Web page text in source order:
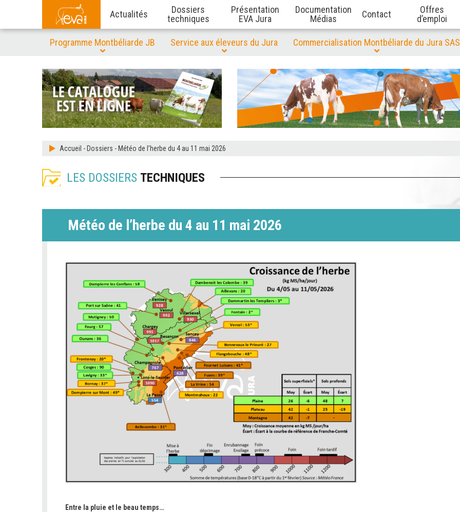
Actualités
Dossiers
techniques
Présentation
EVA Jura
Documentation
Médias
Contact
Offres
d’emploi
Programme Montbéliarde JB Service aux éleveurs du Jura Commercialisation Montbéliarde du Jura SAS
Accueil - Dossiers - Météo de l’herbe du 4 au 11 mai 2026
LES DOSSIERS TECHNIQUES
Météo de l’herbe du 4 au 11 mai 2026
Entre la pluie et le beau temps…